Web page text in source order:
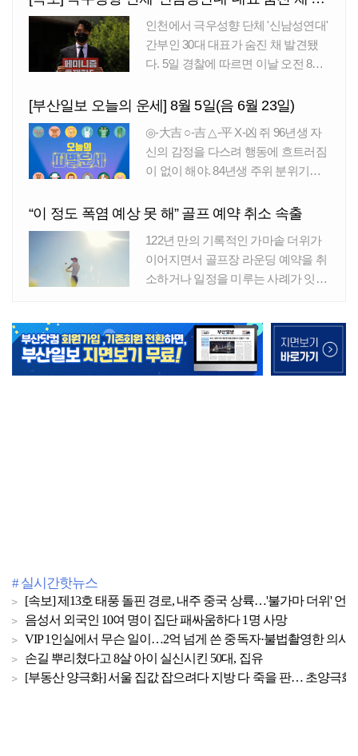
# 실시간핫뉴스
[속보] 제13호 태풍 돌핀 경로, 내주 중국 상륙…'불가마 더위' 언
음성서 외국인 10여 명이 집단 패싸움하다 1명 사망
VIP 1인실에서 무슨 일이…2억 넘게 쓴 중독자·불법촬영한 의사
손길 뿌리쳤다고 8살 아이 실신시킨 50대, 집유
[부동산 양극화] 서울 집값 잡으려다 지방 다 죽을 판… 초양극화